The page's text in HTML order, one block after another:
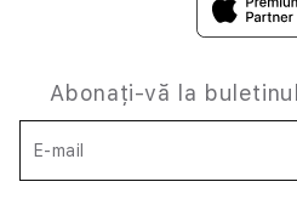
Abonați-vă la
E-mail